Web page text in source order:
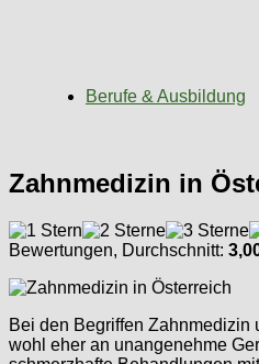
Berufe & Ausbildung
Zahnmedizin in
Bewertungen, Durchschnitt:
Bei den Begriffen
wohl eher an unangenehme